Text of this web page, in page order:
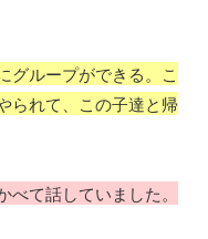
グループができる。こ
られて、この子達と帰
て話していました。